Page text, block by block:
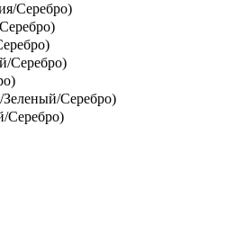
Серебро)
Серебро)
Серебро)
Серебро)